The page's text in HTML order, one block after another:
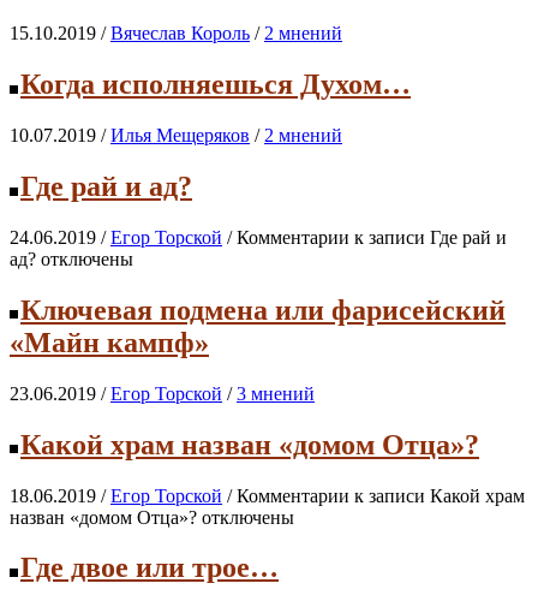
15.10.2019 /Вячеслав Король / 2 мнений
Когда исполняешься Духом…
10.07.2019 /Илья Мещеряков / 2 мнений
Где рай и ад?
24.06.2019 /Егор Торской /Комментарии к записи Где рай и
ад? отключены
Ключевая подмена или фарисейский
«Майн кампф»
23.06.2019 /Егор Торской /3 мнений
Какой храм назван «домом Отца»?
18.06.2019 /Егор Торской /Комментарии к записи Какой храм
назван «домом Отца»? отключены
Где двое или трое…